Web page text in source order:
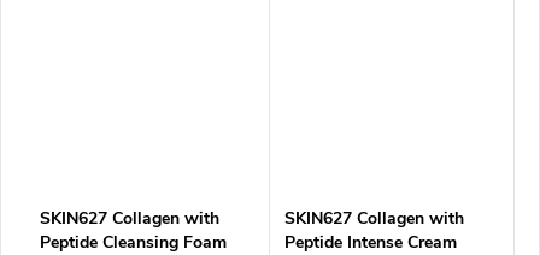
SKIN627 Collagen with
Peptide Cleansing Foam
SKIN627 Collagen with
Peptide Intense Cream